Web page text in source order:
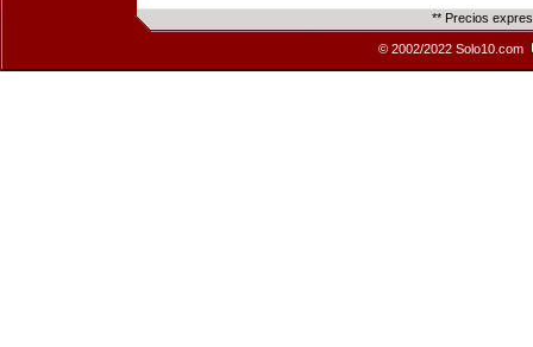
** Precios
© 2002/2022 Solo10.com